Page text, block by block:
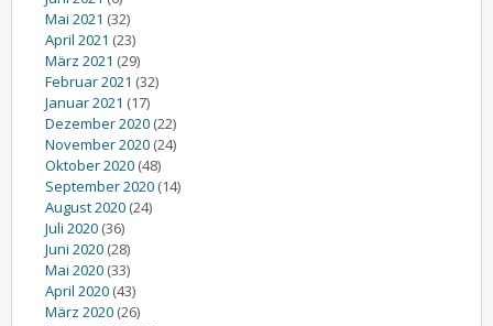
Mai 2021 (32)
April 2021 (23)
März 2021 (29)
Februar 2021 (32)
Januar 2021 (17)
Dezember 2020 (22)
November 2020 (24)
Oktober 2020 (48)
September 2020 (14)
August 2020 (24)
Juli 2020 (36)
Juni 2020 (28)
Mai 2020 (33)
April 2020 (43)
März 2020 (26)